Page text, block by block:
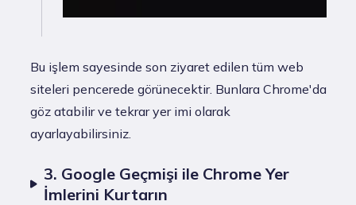
Bu işlem sayesinde son ziyaret edilen tüm web
siteleri pencerede görünecektir. Bunlara Chrome'da
göz atabilir ve tekrar yer imi olarak
ayarlayabilirsiniz.
3. Google Geçmişi ile Chrome Yer
İmlerini Kurtarın